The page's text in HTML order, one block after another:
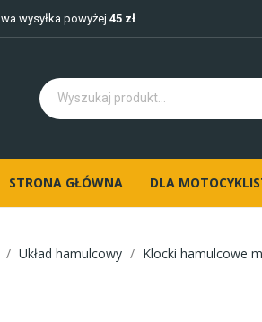
wysyłka powyżej 45 zł
STRONA GŁÓWNA DLA
Układ hamulcowy Klocki hamulcowe